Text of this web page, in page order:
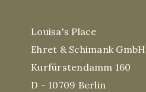
Louisa's Place
Ehret & Schimank GmbH
Kurfürstendamm 160
D - 10709 Berlin